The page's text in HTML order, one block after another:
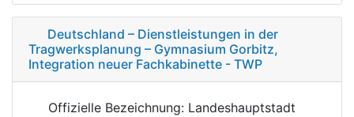
Deutschland – Dienstleistungen in der
Tragwerksplanung – Gymnasium Gorbitz,
Integration neuer Fachkabinette - TWP
Offizielle Bezeichnung: Landeshauptstadt